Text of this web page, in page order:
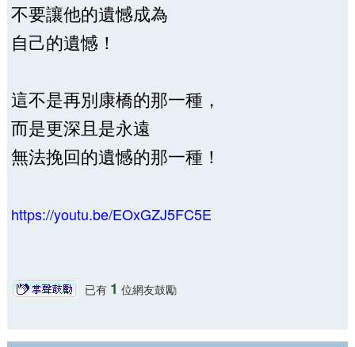
不要讓他的遺憾成為
自己的遺憾！
這不是再別康橋的那一種，
而是更深且是永遠
無法挽回的遺憾的那一種！
https://youtu.be/EOxGZJ5FC5E
已有 1 位網友鼓勵